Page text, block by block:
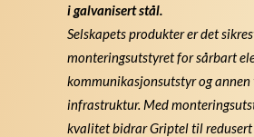
i galvanisert stål.
Selskapets produkter er det
monteringsutstyret for sårbart
kommunikasjonsutstyr og annen
infrastruktur. Med
kvalitet bidrar Griptel til